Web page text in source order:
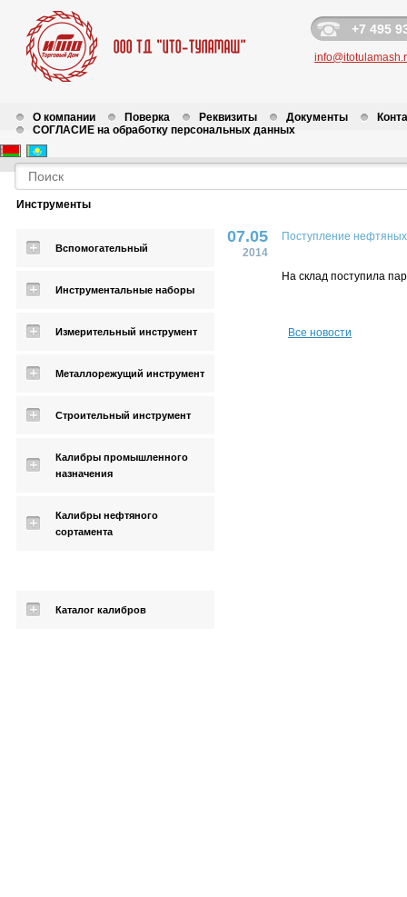
+7 495
О компании Поверка Реквизиты Документы
СОГЛАСИЕ на обработку персональных данных
Инструменты
Вспомогательный
Инструментальные наборы
Измерительный инструмент
Металлорежущий инструмент
Строительный инструмент
Калибры промышленного
назначения
Калибры нефтяного
сортамента
Каталог калибров
07.05
2014
Поступление
На склад поступила
Все новости